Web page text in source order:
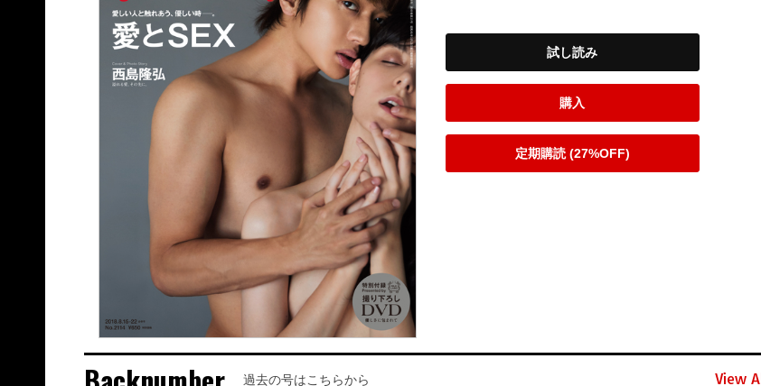
試し読み
購入
定期購読 (27%OFF)
過去の号はこちらから View All